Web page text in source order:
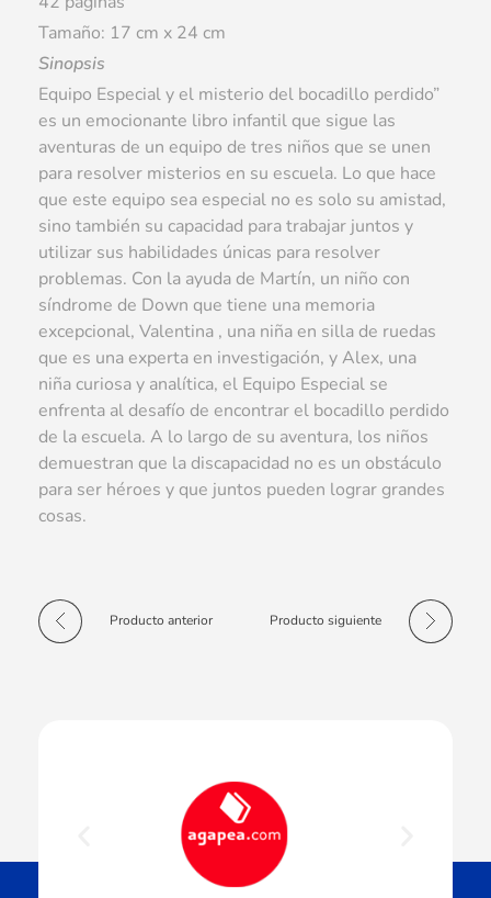
Tamaño: 17 cm x 24 cm
Sinopsis
Equipo Especial y el misterio del bocadillo perdido”
es un emocionante libro infantil que sigue las
aventuras de un equipo de tres niños que se unen
para resolver misterios en su escuela. Lo que hace
que este equipo sea especial no es solo su amistad,
sino también su capacidad para trabajar juntos y
utilizar sus habilidades únicas para resolver
problemas. Con la ayuda de Martín, un niño con
síndrome de Down que tiene una memoria
excepcional, Valentina , una niña en silla de ruedas
que es una experta en investigación, y Alex, una
niña curiosa y analítica, el Equipo Especial se
enfrenta al desafío de encontrar el bocadillo perdido
de la escuela. A lo largo de su aventura, los niños
demuestran que la discapacidad no es un obstáculo
para ser héroes y que juntos pueden lograr grandes
cosas.
Producto anterior Producto siguiente